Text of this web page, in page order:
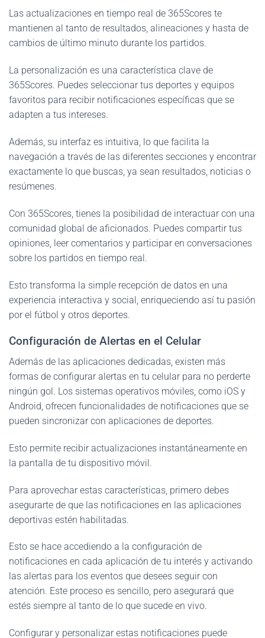
Las actualizaciones en tiempo real de 365Scores te
mantienen al tanto de resultados, alineaciones y hasta de
cambios de último minuto durante los partidos.
La personalización es una característica clave de
365Scores. Puedes seleccionar tus deportes y equipos
favoritos para recibir notificaciones específicas que se
adapten a tus intereses.
Además, su interfaz es intuitiva, lo que facilita la
navegación a través de las diferentes secciones y encontrar
exactamente lo que buscas, ya sean resultados, noticias o
resúmenes.
Con 365Scores, tienes la posibilidad de interactuar con una
comunidad global de aficionados. Puedes compartir tus
opiniones, leer comentarios y participar en conversaciones
sobre los partidos en tiempo real.
Esto transforma la simple recepción de datos en una
experiencia interactiva y social, enriqueciendo así tu pasión
por el fútbol y otros deportes.
Configuración de Alertas en el Celular
Además de las aplicaciones dedicadas, existen más
formas de configurar alertas en tu celular para no perderte
ningún gol. Los sistemas operativos móviles, como iOS y
Android, ofrecen funcionalidades de notificaciones que se
pueden sincronizar con aplicaciones de deportes.
Esto permite recibir actualizaciones instantáneamente en
la pantalla de tu dispositivo móvil.
Para aprovechar estas características, primero debes
asegurarte de que las notificaciones en las aplicaciones
deportivas estén habilitadas.
Esto se hace accediendo a la configuración de
notificaciones en cada aplicación de tu interés y activando
las alertas para los eventos que desees seguir con
atención. Este proceso es sencillo, pero asegurará que
estés siempre al tanto de lo que sucede en vivo.
Configurar y personalizar estas notificaciones puede